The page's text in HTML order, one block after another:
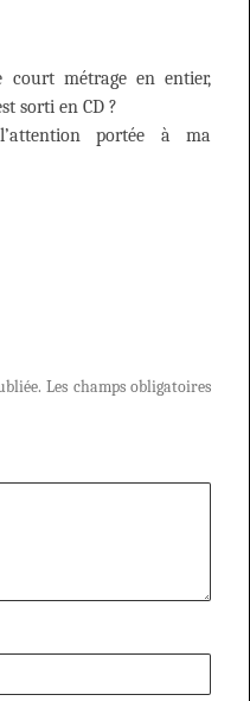
court métrage en entier,
sorti en CD ?
portée à ma
Les champs obligatoires